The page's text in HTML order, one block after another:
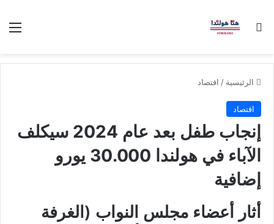
بحث عن
الرئيسية / اقتصاد
اقتصاد
إنجاب طفل بعد عام 2024 سيكلف
الآباء في هولندا 30.000 يورو
إضافية
أثار أعضاء مجلس النواب (الغرفة